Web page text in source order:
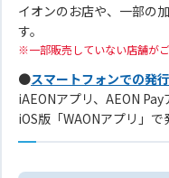
イオンのお店や、一部の
す。
一部販売していない店舗がご
●スマートフォンでの発行
iAEONアプリ、AEON Pay
iOS版「WAONアプリ」で